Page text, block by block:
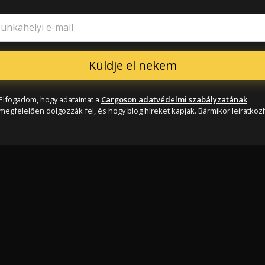
e-mail
hogy adataimat a Cargoson adatvédelmi szabályzatának
dolgozzák fel, és hogy blog híreket kapjak. Bármikor